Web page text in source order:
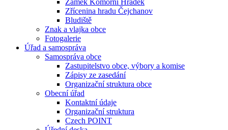
Zámek Komorní Hrádek
Zřícenina hradu Čejchanov
Bludiště
Znak a vlajka obce
Fotogalerie
Úřad a samospráva
Samospráva obce
Zastupitelstvo obce, výbory a komise
Zápisy ze zasedání
Organizační struktura obce
Obecní úřad
Kontaktní údaje
Organizační struktura
Czech POINT